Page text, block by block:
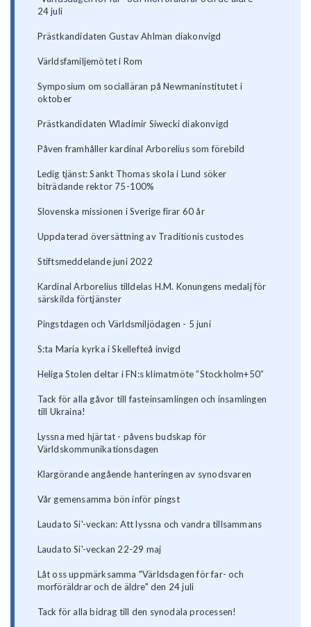
24 juli
Prästkandidaten Gustav Ahlman diakonvigd
Världsfamiljemötet i Rom
Symposium om socialläran på Newmaninstitutet i
oktober
Prästkandidaten Wladimir Siwecki diakonvigd
Påven framhåller kardinal Arborelius som förebild
Ledig tjänst: Sankt Thomas skola i Lund söker
biträdande rektor 75-100%
Slovenska missionen i Sverige firar 60 år
Uppdaterad översättning av Traditionis custodes
Stiftsmeddelande juni 2022
Kardinal Arborelius tilldelas H.M. Konungens medalj för
särskilda förtjänster
Pingstdagen och Världsmiljödagen - 5 juni
S:ta Maria kyrka i Skellefteå invigd
Heliga Stolen deltar i FN:s klimatmöte ”Stockholm+50”
Tack för alla gåvor till fasteinsamlingen och insamlingen
till Ukraina!
Lyssna med hjärtat - påvens budskap för
Världskommunikationsdagen
Klargörande angående hanteringen av synodsvaren
Vår gemensamma bön inför pingst
Laudato Si'-veckan: Att lyssna och vandra tillsammans
Laudato Si'-veckan 22-29 maj
Låt oss uppmärksamma "Världsdagen för far- och
morföräldrar och de äldre" den 24 juli
Tack för alla bidrag till den synodala processen!